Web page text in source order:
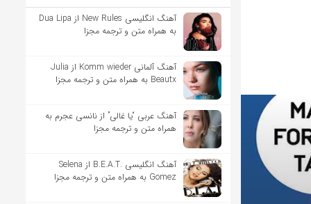
آهنگ انگلیسی New Rules از Dua Lipa
به همراه متن و ترجمه مجزا
آهنگ آلمانی Komm wieder از Julia
Beautx به همراه متن و ترجمه مجزا
آهنگ عربی “یا غالی” از نانسی عجرم به
همراه متن و ترجمه مجزا
آهنگ انگلیسی .B.E.A.T از Selena
Gomez به همراه متن و ترجمه مجزا